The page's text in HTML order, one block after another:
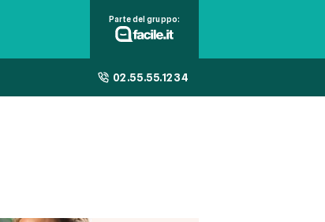
02.55.55.1234
Parte del gruppo: